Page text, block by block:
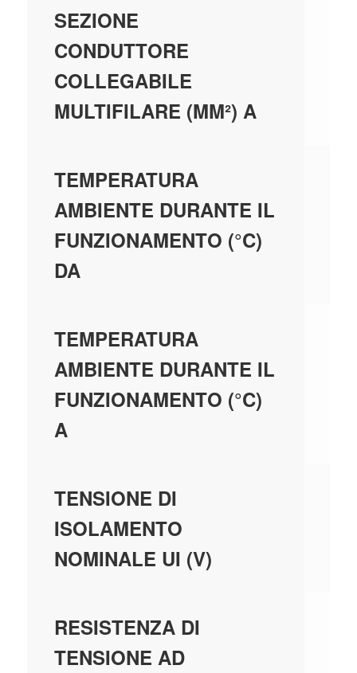
SEZIONE
CONDUTTORE
COLLEGABILE
MULTIFILARE (MM²) A
TEMPERATURA
AMBIENTE DURANTE IL
FUNZIONAMENTO (°C)
DA
TEMPERATURA
AMBIENTE DURANTE IL
FUNZIONAMENTO (°C)
A
TENSIONE DI
ISOLAMENTO
NOMINALE UI (V)
RESISTENZA DI
TENSIONE AD